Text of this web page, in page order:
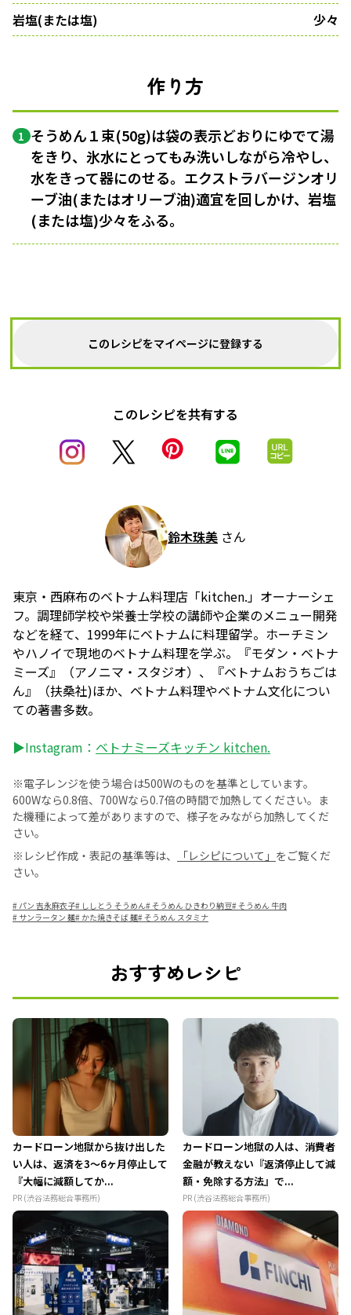
岩塩(または塩)
少々
作り方
1 そうめん１束(50g)は袋の表示どおりにゆでて湯
をきり、氷水にとってもみ洗いしながら冷やし、
水をきって器にのせる。エクストラバージンオリ
ーブ油(またはオリーブ油)適宜を回しかけ、岩塩
(または塩)少々をふる。
このレシピをマイページに登録する
このレシピを共有する
鈴木珠美 さん
東京・西麻布のベトナム料理店「kitchen.」オーナーシェ
フ。調理師学校や栄養士学校の講師や企業のメニュー開発
などを経て、1999年にベトナムに料理留学。ホーチミン
やハノイで現地のベトナム料理を学ぶ。『モダン・ベトナ
ミーズ』（アノニマ・スタジオ）、『ベトナムおうちごは
ん』（扶桑社)ほか、ベトナム料理やベトナム文化につい
ての著書多数。
▶Instagram： ベトナミーズキッチン kitchen.
※電子レンジを使う場合は500Wのものを基準としています。
600Wなら0.8倍、700Wなら0.7倍の時間で加熱してください。ま
た機種によって差がありますので、様子をみながら加熱してくだ
さい。
※レシピ作成・表記の基準等は、
「レシピについて」 をご覧くだ
さい。
#パン 吉永麻衣子# ししとう そうめん#そうめん ひきわり納豆#そうめん 牛肉
# サンラータン 麺# かた焼きそば 麺#そうめん スタミナ
おすすめレシピ
カードローン地獄から抜け出した
い人は、返済を3～6ヶ月停止して
『大幅に減額してか...
PR (渋谷法務総合事務所)
カードローン地獄の人は、消費者
金融が教えない『返済停止して減
額・免除する方法』で...
PR (渋谷法務総合事務所)